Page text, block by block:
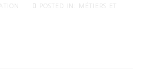
POSTED IN: MÉTIERS ET